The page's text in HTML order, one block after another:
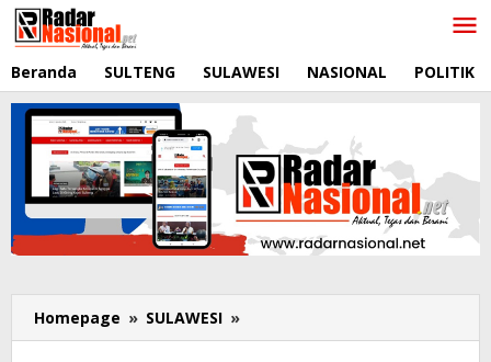
Lewati
ke
Beranda SULTENG SULAWESI NASIONAL POLITIK
Homepage » SULAWESI »
DILENGKAPI